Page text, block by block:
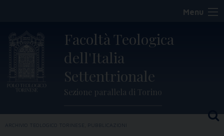
content
Menu
Facoltà Teologica
dell'Italia
Settentrionale
Sezione parallela di Torino
ARCHIVIO TEOLOGICO TORINESE PUBBLICAZIONI